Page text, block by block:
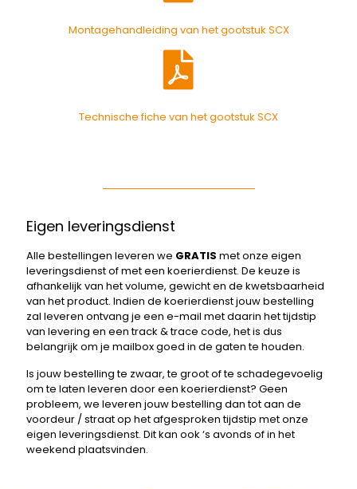
Montagehandleiding van het gootstuk SCX
Technische fiche van het gootstuk SCX
Eigen leveringsdienst
Alle bestellingen leveren we GRATIS met onze eigen
leveringsdienst of met een koerierdienst. De keuze is
afhankelijk van het volume, gewicht en de kwetsbaarheid
van het product. Indien de koerierdienst jouw bestelling
zal leveren ontvang je een e-mail met daarin het tijdstip
van levering en een track & trace code, het is dus
belangrijk om je mailbox goed in de gaten te houden.
Is jouw bestelling te zwaar, te groot of te schadegevoelig
om te laten leveren door een koerierdienst? Geen
probleem, we leveren jouw bestelling dan tot aan de
voordeur / straat op het afgesproken tijdstip met onze
eigen leveringsdienst. Dit kan ook ‘s avonds of in het
weekend plaatsvinden.